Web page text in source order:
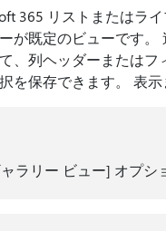
365 リストまたはラ
が既定のビューです
、列ヘッダーまたは
を保存できます。 表
ラリー ビュー] オプシ